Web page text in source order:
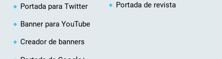
Portada para Twitter
Banner para YouTube
Creador de banners
Portada de revista